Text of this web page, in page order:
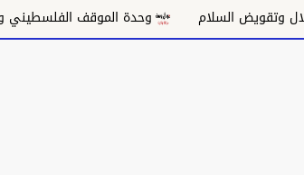
وحدة الموقف الفلسطيني ومسار غزة السياسي